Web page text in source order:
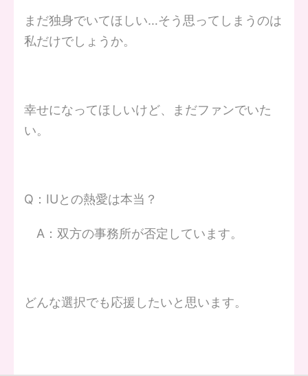
まだ独身でいてほしい…そう思ってしまうのは
私だけでしょうか。
幸せになってほしいけど、まだファンでいた
い。
Q：IUとの熱愛は本当？
A：双方の事務所が否定しています。
どんな選択でも応援したいと思います。